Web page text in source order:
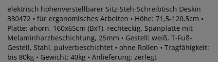
elektrisch höhenverstellbarer Sitz-Steh-Schreibtisch Deskin
330472 • für ergonomisches Arbeiten • Höhe: 71,5-120,5cm •
Platte: ahorn, 160x65cm (BxT), rechteckig, Spanplatte mit
Melaminharzbeschichtung, 25mm • Gestell: weiß, T-Fuß-
Gestell, Stahl, pulverbeschichtet • ohne Rollen • Tragfähigkeit:
bis 80kg • Gewicht: 40kg • Anlieferung: zerlegt